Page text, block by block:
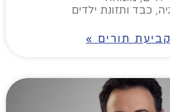
כבד ותזונת ילדים
תורים »